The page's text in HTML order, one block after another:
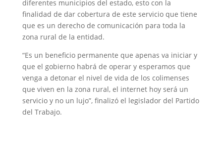
diferentes municipios del estado, esto con la
finalidad de dar cobertura de este servicio que tiene
que es un derecho de comunicación para toda la
zona rural de la entidad.
“Es un beneficio permanente que apenas va iniciar y
que el gobierno habrá de operar y esperamos que
venga a detonar el nivel de vida de los colimenses
que viven en la zona rural, el internet hoy será un
servicio y no un lujo”, finalizó el legislador del Partido
del Trabajo.